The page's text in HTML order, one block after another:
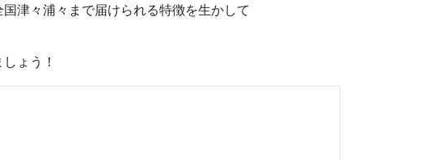
、一緒に考えてみましょう。
ーター
得退学した後、上野動物園・飼育展示スタッフ、日本
センター・特定助教を経て、“どうぶつ科学コミュニケ
つくること。特技はトカゲ釣り。
本社）ほか著書多数。科学教室の開催やTV出演監修な
津々浦々まで届けられる特徴を生かして
ょう！